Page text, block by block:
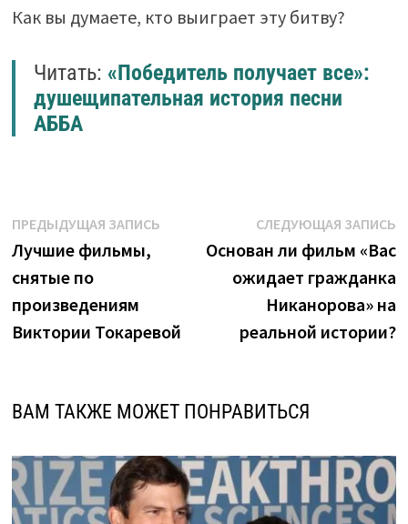
Как вы думаете, кто выиграет эту битву?
Читать: «Победитель получает все»:
душещипательная история песни
АББА
Навигация
по
записям
ПРЕДЫДУЩАЯ ЗАПИСЬПредыдущая
запись:
Лучшие фильмы,
снятые по
произведениям
Виктории Токаревой
СЛЕДУЮЩАЯ ЗАПИСЬ
Основан ли фильм «Вас
ожидает гражданка
Никанорова» на
реальной истории?
ВАМ ТАКЖЕ МОЖЕТ ПОНРАВИТЬСЯ